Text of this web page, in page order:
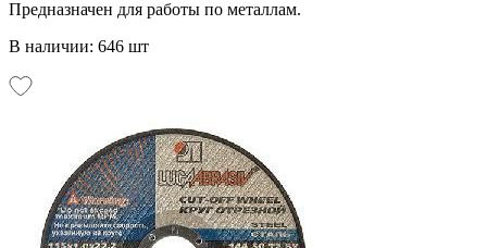
Предназначен для работы по металлам.
В наличии: 646 шт